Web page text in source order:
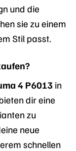
und die
sie zu einem
Stil passt.
4 P6013 in
dir eine
zu
neue
schnellen